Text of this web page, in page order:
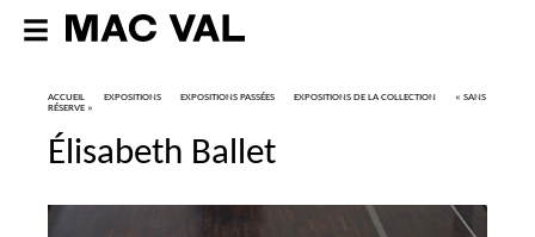
ACCUEIL EXPOSITIONS EXPOSITIONS PASSÉES EXPOSITIONS DE LA COLLECTION « SANS
RÉSERVE »
Élisabeth Ballet